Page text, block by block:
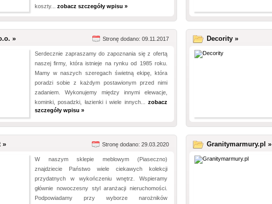
koszty... zobacz szczegóły wpisu »
» Stronę dodano: 09.11.2017
Serdecznie zapraszamy do zapoznania się z ofertą
naszej firmy, która istnieje na rynku od 1985 roku.
Mamy w naszych szeregach świetną ekipę, która
poradzi sobie z każdym postawionym przed nimi
zadaniem. Wykonujemy między innymi elewacje,
kominki, posadzki, łazienki i wiele innych... zobacz
szczegóły wpisu »
Decority »
» Stronę dodano: 29.03.2020
W naszym sklepie meblowym (Piaseczno)
znajdziecie Państwo wiele ciekawych kolekcji
przydatnych w wykończeniu wnętrz. Wspieramy
głównie nowoczesny styl aranżacji nieruchomości.
Podpowiadamy przy wyborze narożników
Granitymarmury.pl »